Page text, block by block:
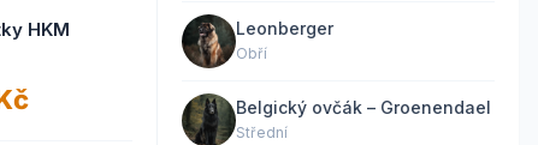
HKM
Leonberger
Obří
Belgický ovčák – Groenendael
Střední